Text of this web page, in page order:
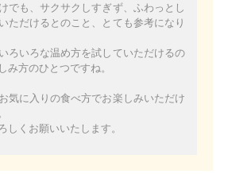
でも、サクサクしすぎず、ふわっとし
ただけるとのこと、とても参考になり
ろいろな温め方を試していただけるの
み方のひとつですね。
気に入りの食べ方でお楽しみいただけ
しくお願いいたします。